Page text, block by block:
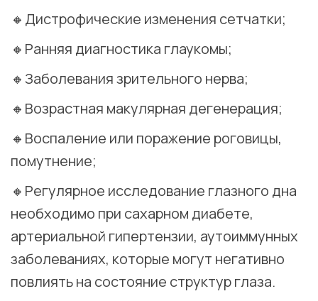
🔸Дистрофические изменения сетчатки;
🔸Ранняя диагностика глаукомы;
🔸Заболевания зрительного нерва;
🔸Возрастная макулярная дегенерация;
🔸Воспаление или поражение роговицы,
помутнение;
🔸Регулярное исследование глазного дна
необходимо при сахарном диабете,
артериальной гипертензии, аутоиммунных
заболеваниях, которые могут негативно
повлиять на состояние структур глаза. ⠀